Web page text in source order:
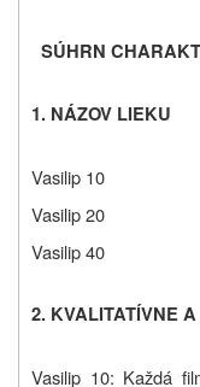
SÚHRN
1. NÁZOV LIEKU
Vasilip 10
Vasilip 20
Vasilip 40
2. KVALITATÍVNE
Vasilip 10: Každá